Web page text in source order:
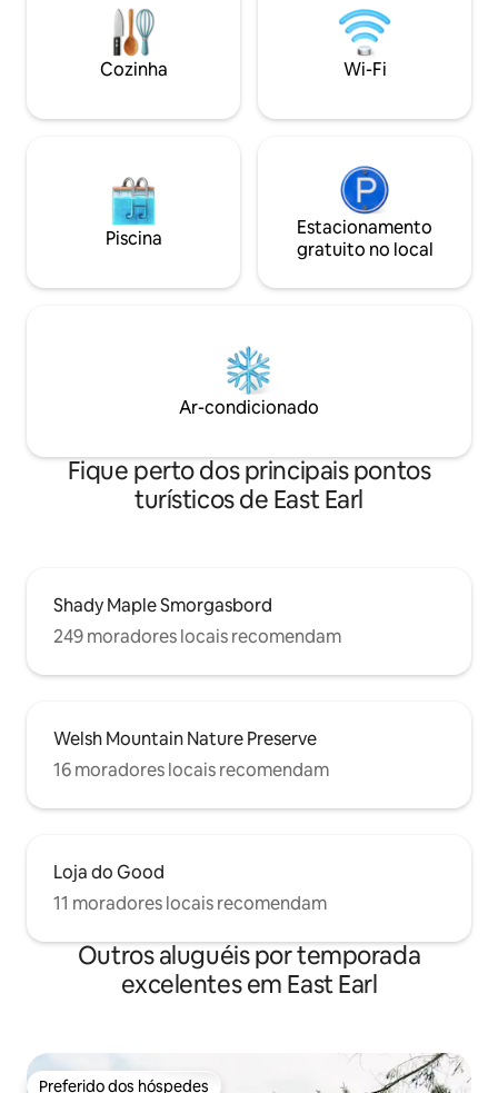
Disney], leitor de Blu-Ray e Google Nest
Mini. Desfrute de itens de café da
manhã como ovos frescos, suco, leite,
pão, café, chá e nossa pizzelle caseira.
de Lancaster,
milha), Yoders (1
Bakery (3
milhas) e Green
Cozinha Wi-Fi
Piscina
Estacionamento
gratuito no local
Ar-condicionado
Fique perto dos principais pontos
turísticos de East Earl
Shady Maple Smorgasbord
249 moradores locais recomendam
Welsh Mountain Nature Preserve
16 moradores locais recomendam
Loja do Good
11 moradores locais recomendam
Outros aluguéis por temporada
excelentes em East Earl
Preferido dos hóspedes